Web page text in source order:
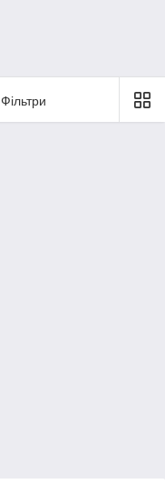
Фільтри